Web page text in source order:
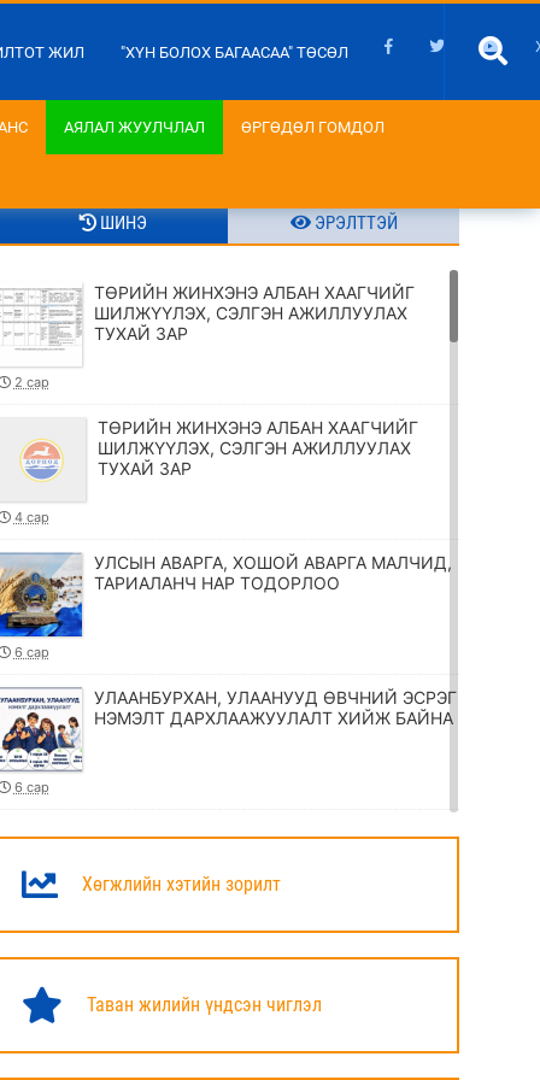
ЖИЛ "ХҮН БОЛОХ БАГААСАА" ТӨСӨЛ
АЯЛАЛ ЖУУЛЧЛАЛ ӨРГӨДӨЛ ГОМДОЛ
ШИНЭ ЭРЭЛТТЭЙ
ТӨРИЙН ЖИНХЭНЭ АЛБАН ХААГЧИЙГ
ШИЛЖҮҮЛЭХ, СЭЛГЭН АЖИЛЛУУЛАХ
ТУХАЙ ЗАР
2 сар
ТӨРИЙН ЖИНХЭНЭ АЛБАН ХААГЧИЙГ
ШИЛЖҮҮЛЭХ, СЭЛГЭН АЖИЛЛУУЛАХ
ТУХАЙ ЗАР
4 сар
УЛСЫН АВАРГА, ХОШОЙ АВАРГА МАЛЧИД,
ТАРИАЛАНЧ НАР ТОДОРЛОО
6 сар
УЛААНБУРХАН, УЛААНУУД ӨВЧНИЙ ЭСРЭГ
НЭМЭЛТ ДАРХЛААЖУУЛАЛТ ХИЙЖ БАЙНА
6 сар
ТӨРИЙН ЖИНХЭНЭ АЛБАН ХААГЧИЙГ
ТУХАЙ ЗАР
ХӨШӨӨНД ЦЭЦЭГ ӨРГӨЛӨӨ
6 сар
Хөгжлийн хэтийн зорилт
Таван жилийн үндсэн чиглэл